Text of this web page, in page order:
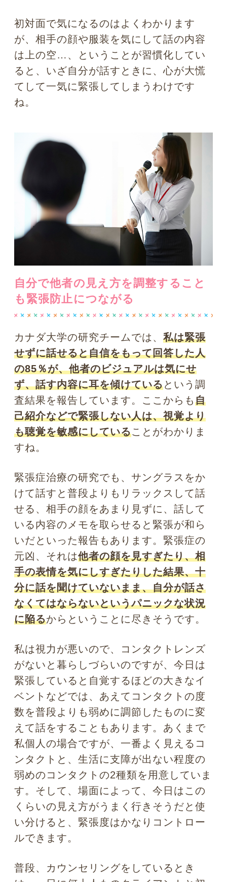
がないと暮らしづらいのですが、今日は
緊張していると自覚するほどの大きなイ
ベントなどでは、あえてコンタクトの度
数を普段よりも弱めに調節したものに変
えて話をすることもあります。あくまで
私個人の場合ですが、一番よく見えるコ
ンタクトと、生活に支障が出ない程度の
弱めのコンタクトの2種類を用意していま
す。そして、場面によって、今日はこの
ルできます。
普段、カウンセリングをしているとき
は、一日に何十人ものクライアントと初
めて会うわけなのですが、そういうとき
は、必要以上に相手の目をのぞき込んだ
り、服装を見たりはしません。お互いに
緊張感が走るからです。むしろ、少し目
を閉じたり、メモをとったりしながら、
とにかく相手の話に耳を立てて注意深く
相手のみならず、自分が
リラックスするために大事なのは、とに
かく人の話をよく聞くこと です。
鮮明に見えるというのはとても幸福で大
身近なツールを増やしてみたらいかがで
しょう。私のように
何種類かの度数のコ
ンタクトを作っておいて、ケースバイケ
ースで見え方にグラデーションをつける
のも、試してみる価値がありますよ。
Photo by pixta
さて次回は、「モノを覚えるコツって!? 視覚を使
った記憶力UPの心理学」についてお教えします。
春の新生活にむけて！ 第一印象
にまつわる心理学
モノを覚えるコツって!? 視覚を
使った記憶力UPの心理学